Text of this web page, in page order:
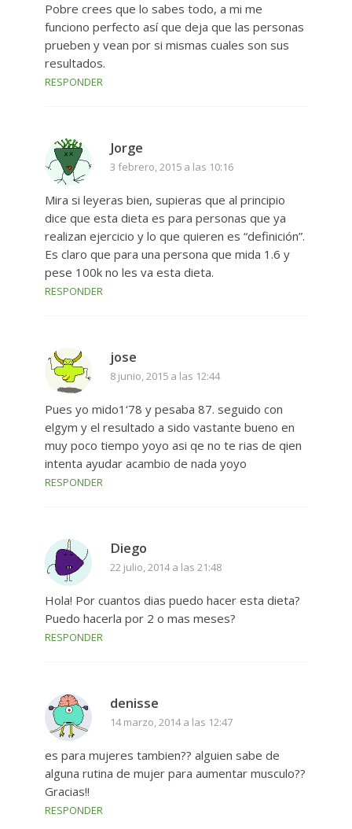
Pobre crees que lo sabes todo, a mi me
funciono perfecto así que deja que las personas
prueben y vean por si mismas cuales son sus
resultados.
RESPONDER
Jorge
3 febrero, 2015 a las 10:16
Mira si leyeras bien, supieras que al principio
dice que esta dieta es para personas que ya
realizan ejercicio y lo que quieren es “definición”.
Es claro que para una persona que mida 1.6 y
pese 100k no les va esta dieta.
RESPONDER
jose
8 junio, 2015 a las 12:44
Pues yo mido1‘78 y pesaba 87. seguido con
elgym y el resultado a sido vastante bueno en
muy poco tiempo yoyo asi qe no te rias de qien
intenta ayudar acambio de nada yoyo
RESPONDER
Diego
22 julio, 2014 a las 21:48
Hola! Por cuantos dias puedo hacer esta dieta?
Puedo hacerla por 2 o mas meses?
RESPONDER
denisse
14 marzo, 2014 a las 12:47
es para mujeres tambien?? alguien sabe de
alguna rutina de mujer para aumentar musculo??
Gracias!!
RESPONDER